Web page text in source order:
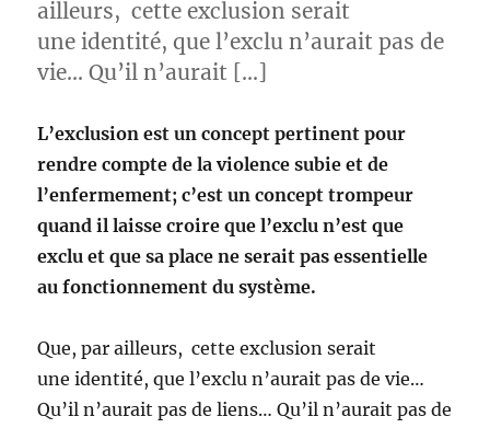
ailleurs, cette exclusion serait
une identité, que l’exclu n’aurait pas de
vie… Qu’il n’aurait […]
L’exclusion est un concept pertinent pour
rendre compte de la violence subie et de
l’enfermement; c’est un concept trompeur
quand il laisse croire que l’exclu n’est que
exclu et que sa place ne serait pas essentielle
au fonctionnement du système.
Que, par ailleurs, cette exclusion serait
une identité, que l’exclu n’aurait pas de vie…
Qu’il n’aurait pas de liens… Qu’il n’aurait pas de